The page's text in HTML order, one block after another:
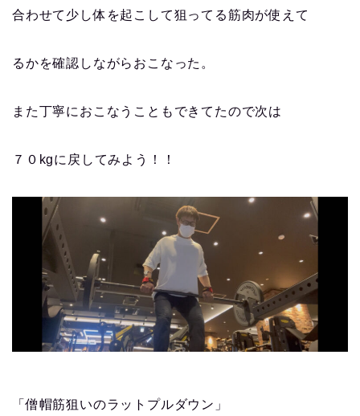
合わせて少し体を起こして狙ってる筋肉が使えて
るかを確認しながらおこなった。
また丁寧におこなうこともできてたので次は
７０kgに戻してみよう！！
「僧帽筋狙いのラットプルダウン」